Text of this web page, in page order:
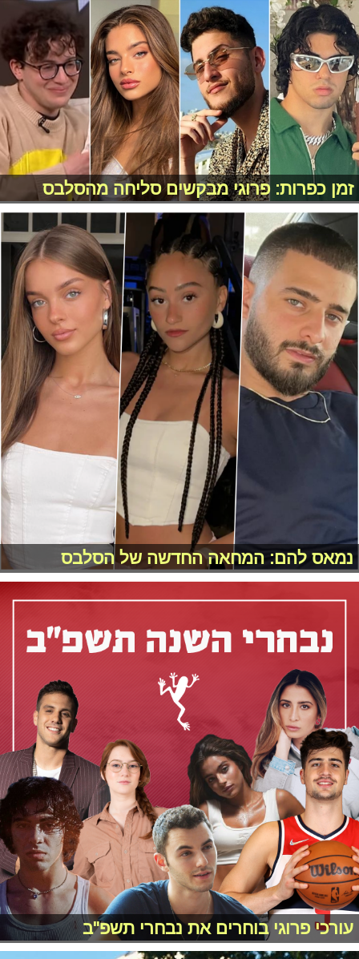
זמן כפרות: פרוגי מבקשים סליחה מהסלבס
נמאס להם: המחאה החדשה של הסלבס
עורכי פרוגי בוחרים את נבחרי תשפ"ב